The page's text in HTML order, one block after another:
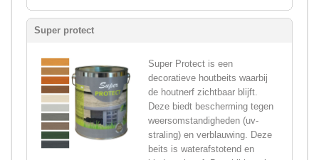
Super protect
Super Protect is een
decoratieve houtbeits waarbij
de houtnerf zichtbaar blijft.
Deze biedt bescherming tegen
weersomstandigheden (uv-
straling) en verblauwing. Deze
beits is waterafstotend en